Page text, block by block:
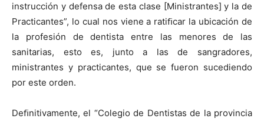
instrucción y defensa de esta clase [Ministrantes] y la de
Practicantes”, lo cual nos viene a ratiﬁcar la ubicación de
la profesión de dentista entre las menores de las
sanitarias, esto es, junto a las de sangradores,
ministrantes y practicantes, que se fueron sucediendo
por este orden.
Deﬁnitivamente, el “Colegio de Dentistas de la provincia